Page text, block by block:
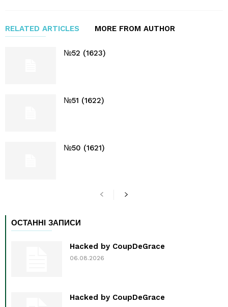
RELATED ARTICLES MORE FROM AUTHOR
№52 (1623)
№51 (1622)
№50 (1621)
ОСТАННІ ЗАПИСИ
Hacked by CoupDeGrace
06.08.2026
Hacked by CoupDeGrace